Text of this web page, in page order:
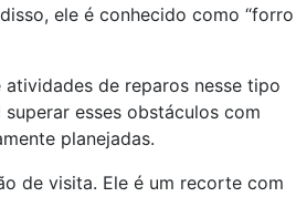
ele é conhecido como “forro
de reparos nesse tipo
esses obstáculos com
planejadas.
de visita. Ele é um recorte com